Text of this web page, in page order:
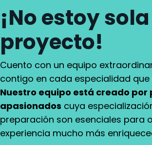
¡No estoy
proyecto!
Cuento con un equipo
contigo en cada especialidad
Nuestro equipo está creado por
apasionados cuya
preparación son esenciales para
experiencia mucho más